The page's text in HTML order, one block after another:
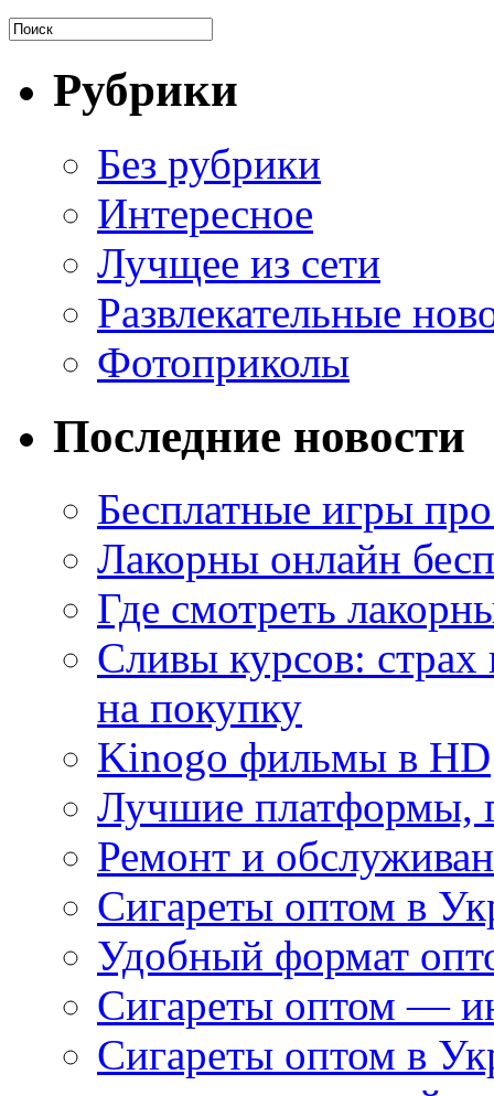
Рубрики
Без рубрики
Интересное
Лучщее из сети
Развлекательные
Фотоприколы
Последние новости
Бесплатные игры
Лакорны онлайн
Где смотреть
Сливы курсов:
на покупку
Kinogo фильмы в HD
Лучшие платформы,
Ремонт и
Сигареты оптом в
Удобный формат
Сигареты оптом —
Сигареты оптом в